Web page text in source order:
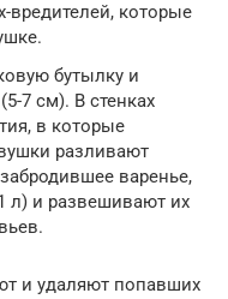
вредителей, которые
бутылку и
7 см). В стенках
в которые
разливают
варенье,
л) и развешивают их
и удаляют попавших